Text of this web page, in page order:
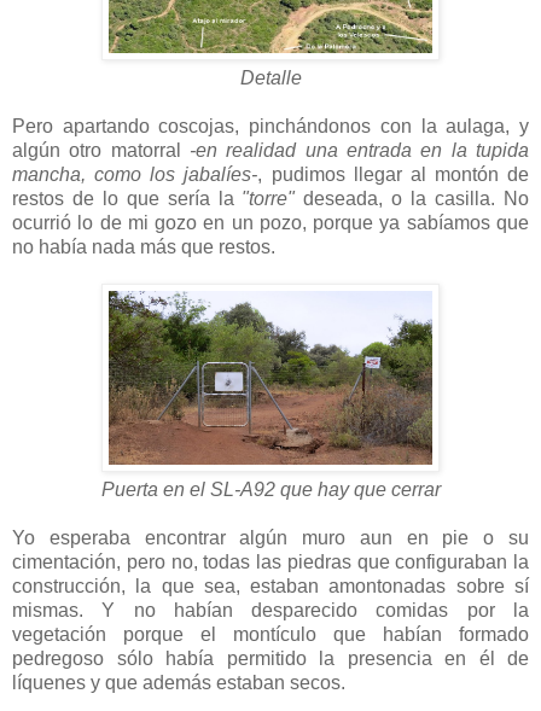
Detalle
Pero apartando coscojas, pinchándonos con la aulaga, y
algún otro matorral -en realidad una entrada en la tupida
mancha, como los jabalíes-, pudimos llegar al montón de
restos de lo que sería la "torre"deseada, o la casilla. No
ocurrió lo de mi gozo en un pozo, porque ya sabíamos que
no había nada más que restos.
Puerta en el SL-A92 que hay que cerrar
Yo esperaba encontrar algún muro aun en pie o su
cimentación, pero no, todas las piedras que configuraban la
construcción, la que sea, estaban amontonadas sobre sí
mismas. Y no habían desparecido comidas por la
vegetación porque el montículo que habían formado
pedregoso sólo había permitido la presencia en él de
líquenes y que además estaban secos.